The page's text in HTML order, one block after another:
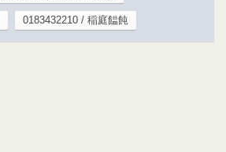
0183432210 / 稲庭饂飩